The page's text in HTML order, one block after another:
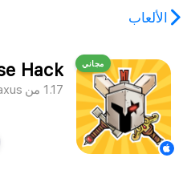
الألعاب
المطلوب غير موجود.
مجاني Hack
1.17 من